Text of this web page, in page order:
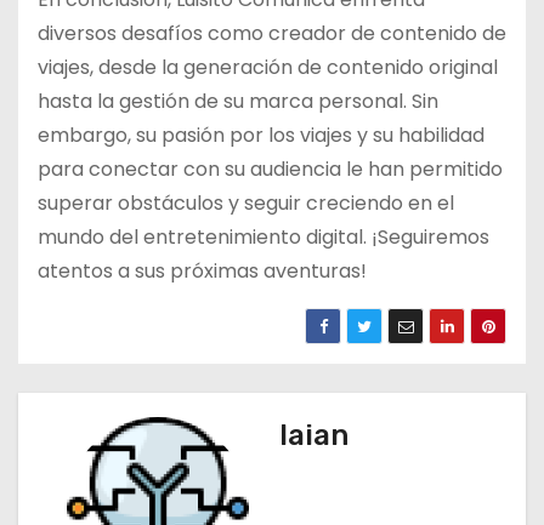
diversos desafíos como creador de contenido de
viajes, desde la generación de contenido original
hasta la gestión de su marca personal. Sin
embargo, su pasión por los viajes y su habilidad
para conectar con su audiencia le han permitido
superar obstáculos y seguir creciendo en el
mundo del entretenimiento digital. ¡Seguiremos
atentos a sus próximas aventuras!
laian